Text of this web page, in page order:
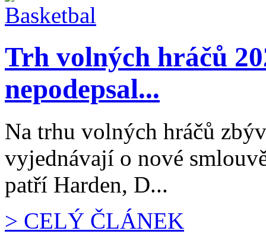
Trh volných hráčů
nepodepsal...
Na trhu volných hráčů
vyjednávají o nové
patří Harden, D...
> CELÝ ČLÁNEK